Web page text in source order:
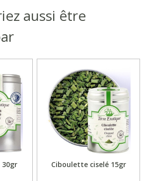
aussi être
30gr Ciboulette ciselé 15gr